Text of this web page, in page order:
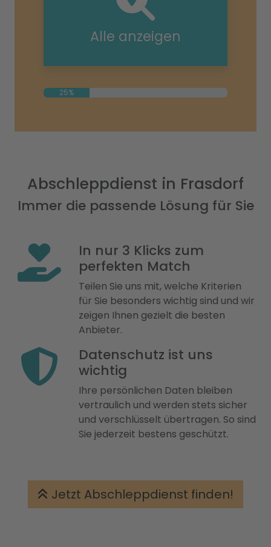
Alle anzeigen
25%
Abschleppdienst in Frasdorf
Immer die passende Lösung für Sie
In nur 3 Klicks zum
perfekten Match
Teilen Sie uns mit, welche Kriterien
für Sie besonders wichtig sind und wir
zeigen Ihnen gezielt die besten
Anbieter.
Datenschutz ist uns
wichtig
Ihre persönlichen Daten bleiben
vertraulich und werden stets sicher
und verschlüsselt übertragen. So sind
Sie jederzeit bestens geschützt.
Jetzt Abschleppdienst finden!